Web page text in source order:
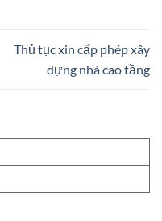
Thủ tục xin cấp phép xây
dựng nhà cao tầng